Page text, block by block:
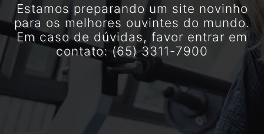
Estamos preparando um site novinho
para os melhores ouvintes do mundo.
Em caso de dúvidas, favor entrar em
contato: (65) 3311-7900